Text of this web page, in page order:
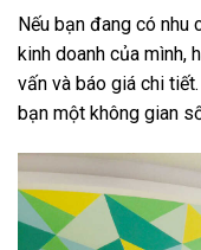
Nếu bạn đang có nhu
kinh doanh của mình,
vấn và báo giá chi
bạn một không gian